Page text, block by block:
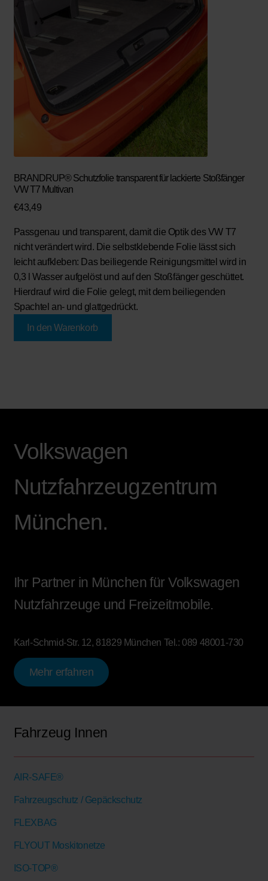
BRANDRUP® Schutzfolie transparent für lackierte Stoßfänger
VW T7 Multivan
€43,49
Passgenau und transparent, damit die Optik des VW T7
nicht verändert wird. Die selbstklebende Folie lässt sich
leicht aufkleben: Das beiliegende Reinigungsmittel wird in
0,3 l Wasser aufgelöst und auf den Stoßfänger geschüttet.
Hierdrauf wird die Folie gelegt, mit dem beiliegenden
Spachtel an- und glattgedrückt.
In den Warenkorb
Volkswagen
Nutzfahrzeugzentrum
München.
Ihr Partner in München für Volkswagen
Nutzfahrzeuge und Freizeitmobile.
Karl-Schmid-Str. 12, 81829 München Tel.: 089 48001-730
Mehr erfahren
Fahrzeug Innen
AIR-SAFE®
Fahrzeugschutz / Gepäckschutz
FLEXBAG
FLYOUT Moskitonetze
ISO-TOP®